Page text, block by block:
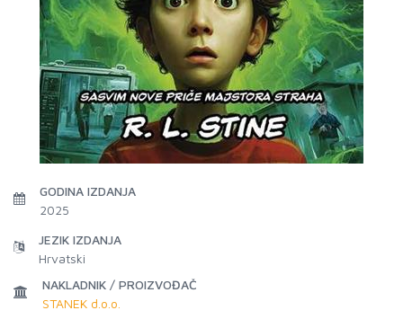
GODINA IZDANJA
2025
JEZIK IZDANJA
Hrvatski
NAKLADNIK / PROIZVOĐAČ
STANEK d.o.o.